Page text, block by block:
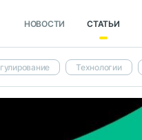
НОВОСТИ СТАТЬИ
Технологии